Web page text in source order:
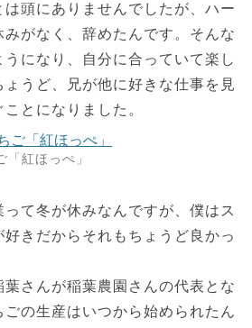
頭にありませんでしたが、ハー
みがなく、辞めたんです。そんな
になり、自分に合っていて楽し
うど、兄が他に好きな仕事を見
とになりました。
「紅ほっぺ」
て冬が休みなんですが、僕はス
好きだからそれもちょうど良かっ
さんが稲葉農園さんの代表とな
の生産はいつから始められたん